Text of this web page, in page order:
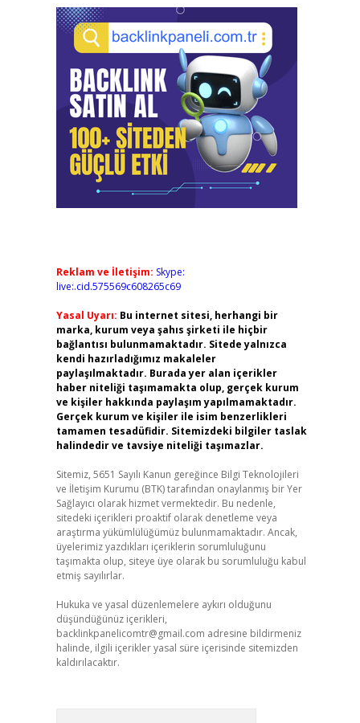
Reklam ve İletişim: Skype:
live:.cid.575569c608265c69
Yasal Uyarı: Bu internet sitesi, herhangi bir
marka, kurum veya şahıs şirketi ile hiçbir
bağlantısı bulunmamaktadır. Sitede yalnızca
kendi hazırladığımız makaleler
paylaşılmaktadır. Burada yer alan içerikler
haber niteliği taşımamakta olup, gerçek kurum
ve kişiler hakkında paylaşım yapılmamaktadır.
Gerçek kurum ve kişiler ile isim benzerlikleri
tamamen tesadüfidir. Sitemizdeki bilgiler taslak
halindedir ve tavsiye niteliği taşımazlar.
Sitemiz, 5651 Sayılı Kanun gereğince Bilgi Teknolojileri
ve İletişim Kurumu (BTK) tarafından onaylanmış bir Yer
Sağlayıcı olarak hizmet vermektedir. Bu nedenle,
sitedeki içerikleri proaktif olarak denetleme veya
araştırma yükümlülüğümüz bulunmamaktadır. Ancak,
üyelerimiz yazdıkları içeriklerin sorumluluğunu
taşımakta olup, siteye üye olarak bu sorumluluğu kabul
etmiş sayılırlar.
Hukuka ve yasal düzenlemelere aykırı olduğunu
düşündüğünüz içerikleri,
backlinkpanelicomtr@gmail.com adresine bildirmeniz
halinde, ilgili içerikler yasal süre içerisinde sitemizden
kaldırılacaktır.